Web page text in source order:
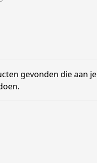
gevonden die aan je